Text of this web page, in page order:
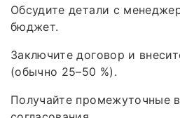
Обсудите детали с
бюджет.
Заключите договор и
(обычно 25–50 %).
Получайте промежуточные